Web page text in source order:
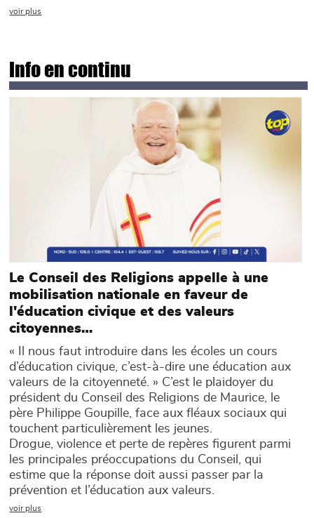
voir plus
Info en continu
Le Conseil des Religions appelle à une
mobilisation nationale en faveur de
l'éducation civique et des valeurs
citoyennes…
« Il nous faut introduire dans les écoles un cours
d’éducation civique, c’est-à-dire une éducation aux
valeurs de la citoyenneté. » C’est le plaidoyer du
président du Conseil des Religions de Maurice, le
père Philippe Goupille, face aux fléaux sociaux qui
touchent particulièrement les jeunes.
Drogue, violence et perte de repères figurent parmi
les principales préoccupations du Conseil, qui
estime que la réponse doit aussi passer par la
prévention et l’éducation aux valeurs.
voir plus